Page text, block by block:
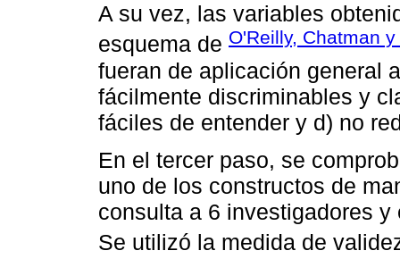
A su vez, las variables
esquema de O'Reilly, Chatman
fueran de aplicación general
fácilmente discriminables y
fáciles de entender y d) no
En el tercer paso, se
uno de los constructos de
consulta a 6 investigadores
Se utilizó la medida de